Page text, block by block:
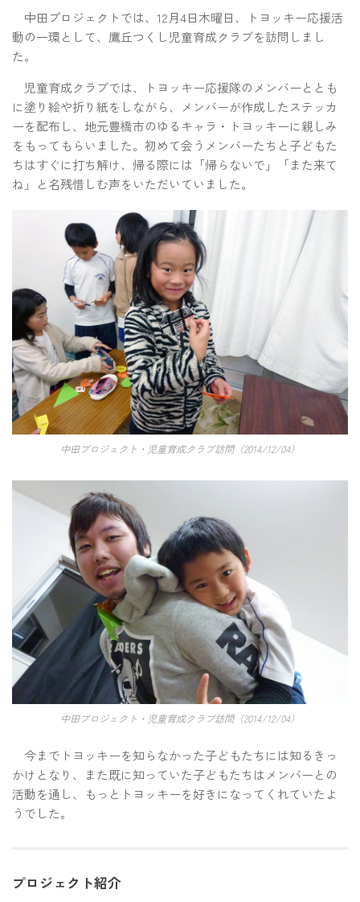
中田プロジェクトでは、12月4日木曜日、トヨッキー応援活
動の一環として、鷹丘つくし児童育成クラブを訪問しまし
た。
児童育成クラブでは、トヨッキー応援隊のメンバーととも
に塗り絵や折り紙をしながら、メンバーが作成したステッカ
ーを配布し、地元豊橋市のゆるキャラ・トヨッキーに親しみ
をもってもらいました。初めて会うメンバーたちと子どもた
ちはすぐに打ち解け、帰る際には「帰らないで」「また来て
ね」と名残惜しむ声をいただいていました。
中田プロジェクト・児童育成クラブ訪問（2014/12/04）
中田プロジェクト・児童育成クラブ訪問（2014/12/04）
今までトヨッキーを知らなかった子どもたちには知るきっ
かけとなり、また既に知っていた子どもたちはメンバーとの
活動を通し、もっとトヨッキーを好きになってくれていたよ
うでした。
プロジェクト紹介